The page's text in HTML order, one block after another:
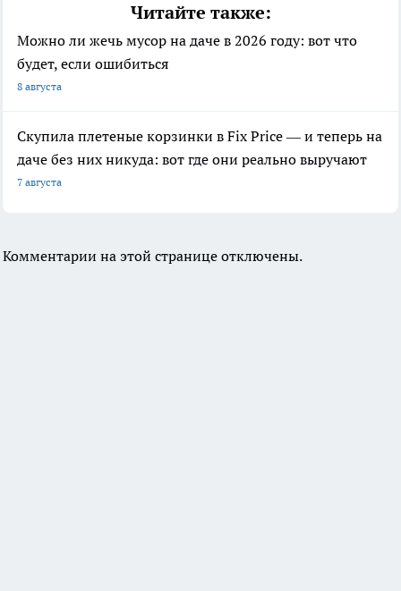
Читайте также:
Можно ли жечь мусор на даче в 2026 году: вот что
будет, если ошибиться
8 августа
Скупила плетеные корзинки в Fix Price — и теперь на
даче без них никуда: вот где они реально выручают
7 августа
Комментарии на этой странице отключены.